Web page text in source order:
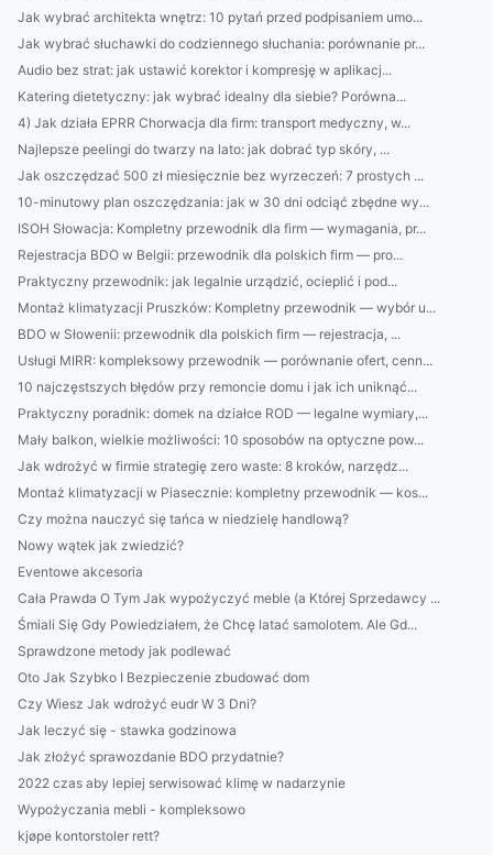
Jak wybrać architekta wnętrz: 10 pytań przed podpisaniem umo...
Jak wybrać słuchawki do codziennego słuchania: porównanie pr...
Audio bez strat: jak ustawić korektor i kompresję w aplikacj...
Katering dietetyczny: jak wybrać idealny dla siebie? Porówna...
4) Jak działa EPRR Chorwacja dla firm: transport medyczny, w...
Najlepsze peelingi do twarzy na lato: jak dobrać typ skóry, ...
Jak oszczędzać 500 zł miesięcznie bez wyrzeczeń: 7 prostych ...
10-minutowy plan oszczędzania: jak w 30 dni odciąć zbędne wy...
ISOH Słowacja: Kompletny przewodnik dla firm — wymagania, pr...
Rejestracja BDO w Belgii: przewodnik dla polskich firm — pro...
Praktyczny przewodnik: jak legalnie urządzić, ocieplić i pod...
Montaż klimatyzacji Pruszków: Kompletny przewodnik — wybór u...
BDO w Słowenii: przewodnik dla polskich firm — rejestracja, ...
Usługi MIRR: kompleksowy przewodnik — porównanie ofert, cenn...
10 najczęstszych błędów przy remoncie domu i jak ich uniknąć...
Praktyczny poradnik: domek na działce ROD — legalne wymiary,...
Mały balkon, wielkie możliwości: 10 sposobów na optyczne pow...
Jak wdrożyć w firmie strategię zero waste: 8 kroków, narzędz...
Montaż klimatyzacji w Piasecznie: kompletny przewodnik — kos...
Czy można nauczyć się tańca w niedzielę handlową?
Nowy wątek jak zwiedzić?
Eventowe akcesoria
Cała Prawda O Tym Jak wypożyczyć meble (a Której Sprzedawcy ...
Śmiali Się Gdy Powiedziałem, że Chcę latać samolotem. Ale Gd...
Sprawdzone metody jak podlewać
Oto Jak Szybko I Bezpieczenie zbudować dom
Czy Wiesz Jak wdrożyć eudr W 3 Dni?
Jak leczyć się - stawka godzinowa
Jak złożyć sprawozdanie BDO przydatnie?
2022 czas aby lepiej serwisować klimę w nadarzynie
Wypożyczania mebli - kompleksowo
kjøpe kontorstoler rett?